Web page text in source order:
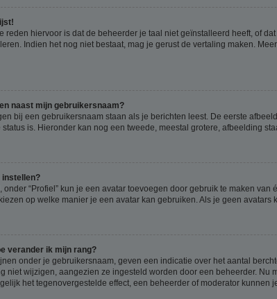
reden hiervoor is dat de beheerder je taal niet geïnstalleerd heeft, of
Indien het nog niet bestaat, mag je gerust de vertaling maken.
naast mijn gebruikersnaam?
bij een gebruikersnaam staan als je berichten leest. De eerste
is. Hieronder kan nog een tweede, meestal grotere, afbeelding
instellen?
onder “Profiel” kun je een avatar toevoegen door gebruik te maken
op welke manier je een avatar kan gebruiken. Als je geen
verander ik mijn rang?
onder je gebruikersnaam, geven een indicatie over het aantal
niet wijzigen, aangezien ze ingesteld worden door een beheerder.
het tegenovergestelde effect, een beheerder of moderator kunnen